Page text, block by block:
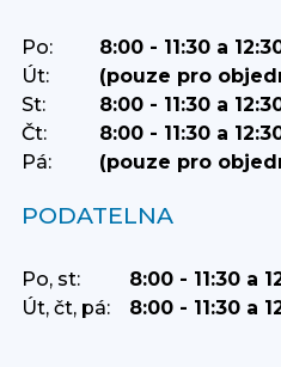
Po:
8:00 - 11:30 a
Út:
(pouze pro
St:
8:00 - 11:30 a
Čt:
8:00 - 11:30 a
Pá:
(pouze pro
PODATELNA
Po, st:
8:00 - 11:30 a
Út, čt, pá:
8:00 - 11:30 a